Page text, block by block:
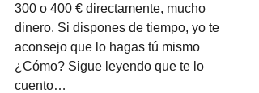
300 o 400 € directamente, mucho
dinero. Si dispones de tiempo, yo te
aconsejo que lo hagas tú mismo
¿Cómo? Sigue leyendo que te lo
cuento…